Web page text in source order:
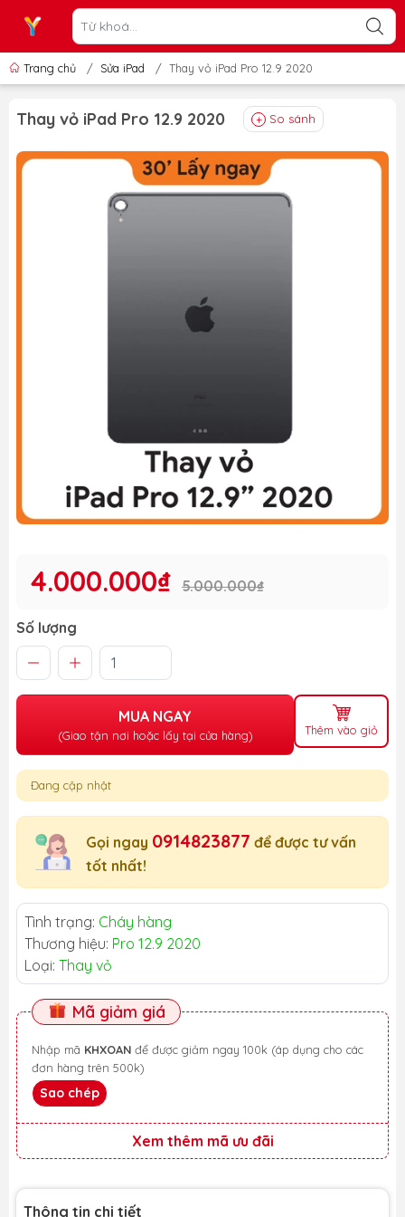
Trang chủ / Sửa iPad / Thay vỏ iPad Pro 12.9 2020
Thay vỏ iPad Pro 12.9 2020 So sánh
4.000.000₫ 5.000.000₫
Số lượng
MUA NGAY
(Giao tận nơi hoặc lấy tại cửa hàng) Thêm vào giỏ
Đang cập nhật
Gọi ngay 0914823877 để được tư vấn
tốt nhất!
Tình trạng: Cháy hàng
Thương hiệu: Pro 12.9 2020
Loại: Thay vỏ
Mã giảm giá
Nhập mã KHXOAN
đơn hàng trên 500k)
Sao chép
Xem thêm mã ưu đãi
Thông tin chi tiết